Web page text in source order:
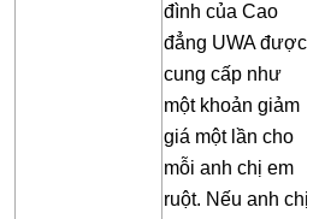
đình của Cao
đẳng UWA được
cung cấp như
một khoản giảm
giá một lần cho
mỗi anh chị em
ruột. Nếu anh chị